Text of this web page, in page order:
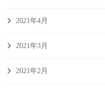
2021年4月
2021年3月
2021年2月